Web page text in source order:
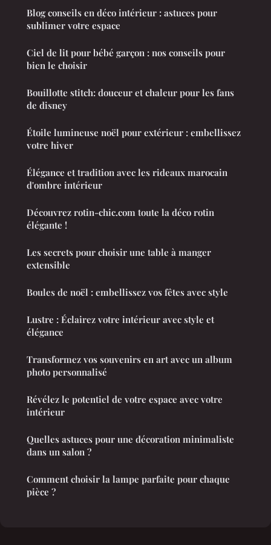
Blog conseils en déco intérieur : astuces pour
sublimer votre espace
Ciel de lit pour bébé garçon : nos conseils pour
bien le choisir
Bouillotte stitch: douceur et chaleur pour les fans
de disney
Étoile lumineuse noël pour extérieur : embellissez
votre hiver
Élégance et tradition avec les rideaux marocain
d'ombre intérieur
Découvrez rotin-chic.com toute la déco rotin
élégante !
Les secrets pour choisir une table à manger
extensible
Boules de noël : embellissez vos fêtes avec style
Lustre : Éclairez votre intérieur avec style et
élégance
Transformez vos souvenirs en art avec un album
photo personnalisé
Révélez le potentiel de votre espace avec votre
intérieur
Quelles astuces pour une décoration minimaliste
dans un salon ?
Comment choisir la lampe parfaite pour chaque
pièce ?